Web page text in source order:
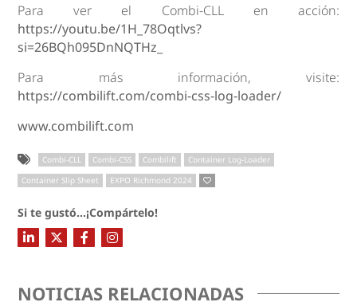
Para ver el Combi-CLL en acción:
https://youtu.be/1H_78Oqtlvs?
si=26BQh095DnNQTHz_
Para más información, visite:
https://combilift.com/combi-css-log-loader/
www.combilift.com
Combi-CLL Combi-CSS Combilift
Container Log-Loader
Container Slip Sheet
EXPO Richmond 2024
Si te gustó...¡Compártelo!
NOTICIAS RELACIONADAS